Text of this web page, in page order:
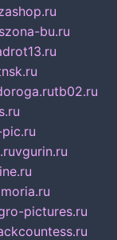
bu.ru
tb02.ru
vgurin.ru
pictures.ru